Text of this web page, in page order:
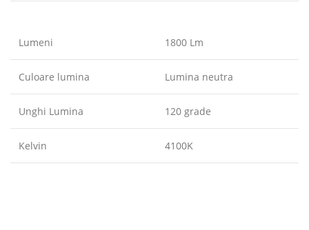
Lumeni 1800 Lm
Culoare lumina Lumina neutra
Unghi Lumina 120 grade
Kelvin 4100K